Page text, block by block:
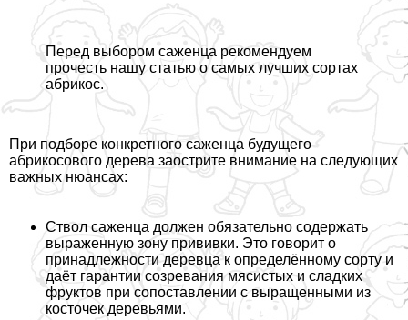
Перед выбором саженца рекомендуем
прочесть нашу статью о самых лучших сортах
абрикос.
При подборе конкретного саженца будущего
абрикосового дерева заострите внимание на следующих
важных нюансах:
Ствол саженца должен обязательно содержать
выраженную зону прививки. Это говорит о
принадлежности деревца к определённому сорту и
даёт гарантии созревания мясистых и сладких
фруктов при сопоставлении с выращенными из
косточек деревьями.